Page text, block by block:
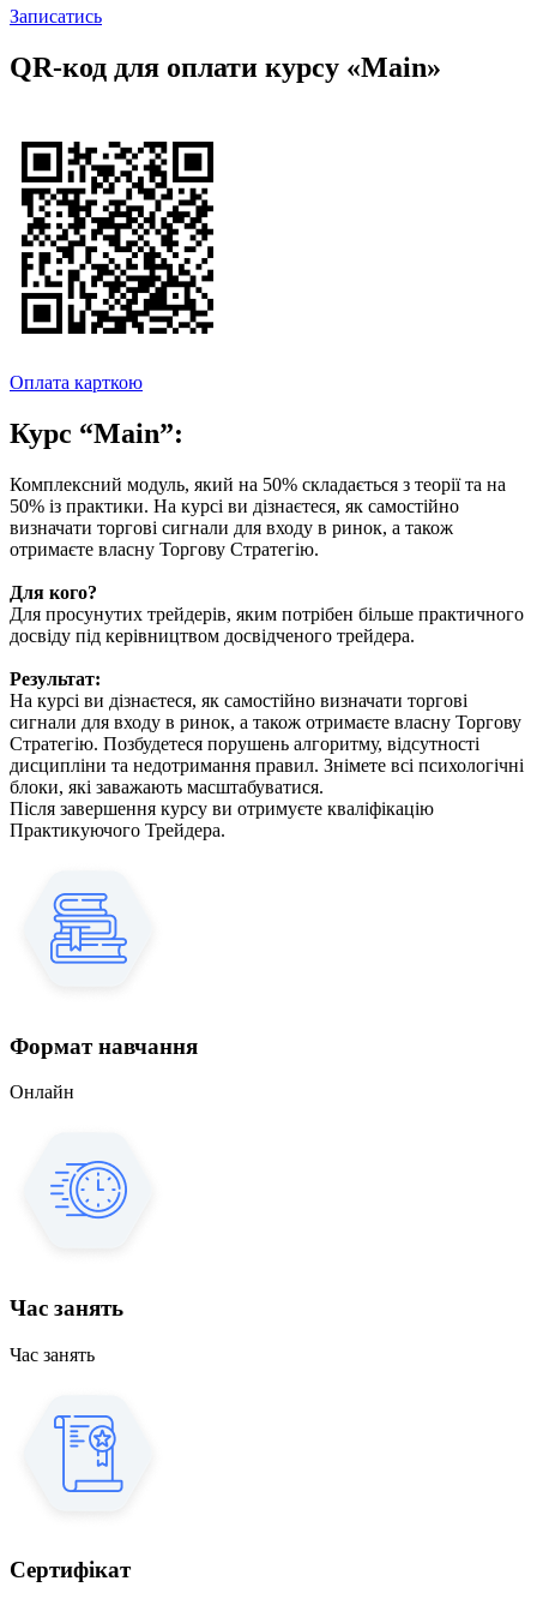
Записатись
QR-код для оплати курсу «Main»
Оплата карткою
Курс “Main”:
Комплексний модуль, який на 50% складається з теорії та на
50% із практики. На курсі ви дізнаєтеся, як самостійно
визначати торгові сигнали для входу в ринок, а також
отримаєте власну Торгову Стратегію.
Для кого?
Для просунутих трейдерів, яким потрібен більше практичного
досвіду під керівництвом досвідченого трейдера.
Результат:
На курсі ви дізнаєтеся, як самостійно визначати торгові
сигнали для входу в ринок, а також отримаєте власну Торгову
Стратегію. Позбудетеся порушень алгоритму, відсутності
дисципліни та недотримання правил. Знімете всі психологічні
блоки, які заважають масштабуватися.
Після завершення курсу ви отримуєте кваліфікацію
Практикуючого Трейдера.
Формат навчання
Онлайн
Час занять
Час занять
Сертифікат